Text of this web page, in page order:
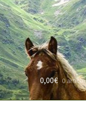
0,00€ 0 article